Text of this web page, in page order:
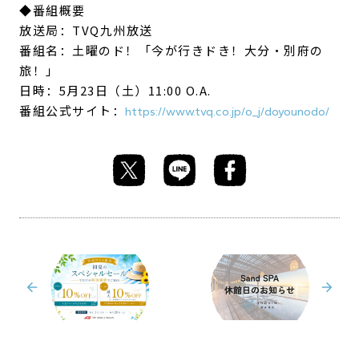
◆番組概要
放送局：TVQ九州放送
番組名：土曜のド！「今が行きドき！大分・別府の
旅！」
日時：5月23日（土）11:00 O.A.
番組公式サイト： https://www.tvq.co.jp/o_j/doyounodo/